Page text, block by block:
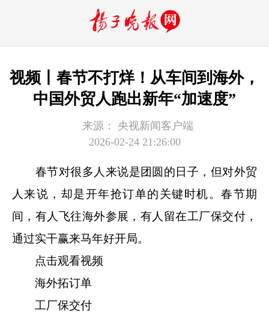
视频丨春节不打烊！从车间到海外，
中国外贸人跑出新年“加速度”
来源：
央视新闻客户端
2026-02-24 21:26:00
春节对很多人来说是团圆的日子，但对外贸
人来说，却是开年抢订单的关键时机。春节期
间，有人飞往海外参展，有人留在工厂保交付，
通过实干赢来马年好开局。
点击观看视频
海外拓订单
工厂保交付